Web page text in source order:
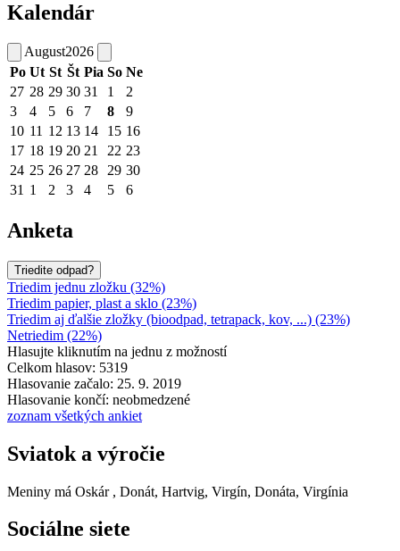
Kalendár
August2026
Po Ut St Št Pia So Ne
27 28 29 30 31 1
2
3
4 5 6 7 8
9
10 11 12 13 14 15 16
17 18 19 20 21 22 23
24 25 26 27 28 29 30
31 1 2 3 4 5 6
Anketa
Triedite odpad?
Triedim jednu zložku (32%)
Triedim papier, plast a sklo (23%)
Triedim aj ďalšie zložky (bioodpad, tetrapack, kov, ...) (23%)
Netriedim (22%)
Hlasujte kliknutím na jednu z možností
Celkom hlasov: 5319
Hlasovanie začalo: 25. 9. 2019
Hlasovanie končí: neobmedzené
zoznam všetkých ankiet
Sviatok a výročie
Meniny má Oskár , Donát, Hartvig, Virgín, Donáta, Virgínia
Sociálne siete